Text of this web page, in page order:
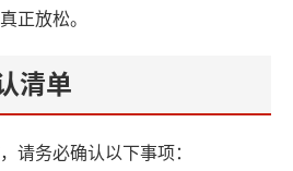
正放松。
清单‌
请务必确认以下事项：